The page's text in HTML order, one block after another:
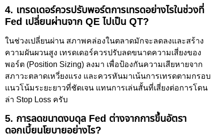
4. เทรดเดอร์ควรปรับพอร์ตการเทรดอย่างไรในช่วงที่
Fed เปลี่ยนผ่านจาก QE ไปเป็น QT?
ในช่วงเปลี่ยนผ่าน สภาพคล่องในตลาดมักจะลดลงและสร้าง
ความผันผวนสูง เทรดเดอร์ควรปรับลดขนาดความเสี่ยงของ
พอร์ต (Position Sizing) ลงมา เพื่อป้องกันความเสียหายจาก
สภาวะตลาดเหวี่ยงแรง และควรหันมาเน้นการเทรดตามกรอบ
แนวโน้มระยะยาวที่ชัดเจน แทนการเล่นสั้นที่เสี่ยงต่อการโดน
ล่า Stop Loss ครับ
5. การลดขนาดงบดุล Fed ต่างจากการขึ้นอัตรา
ดอกเบี้ยนโยบายอย่างไร?